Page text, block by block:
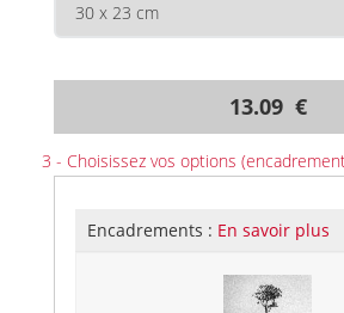
13.09 €
3 - Choisissez vos options
Encadrements : En savoir plus